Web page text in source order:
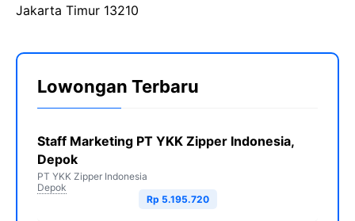
Jakarta Timur 13210
Lowongan Terbaru
Staff Marketing PT YKK Zipper Indonesia,
Depok
PT YKK Zipper Indonesia
Depok
Rp 5.195.720